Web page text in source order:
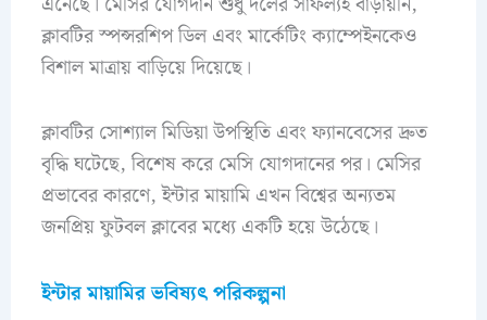
ক্লাবটির স্পন্সরশিপ ডিল এবং মার্কেটিং ক্যাম্পেইনকেও
বিশাল মাত্রায় বাড়িয়ে দিয়েছে।
ক্লাবটির সোশ্যাল মিডিয়া উপস্থিতি এবং ফ্যানবেসের দ্রুত
বৃদ্ধি ঘটেছে, বিশেষ করে মেসি যোগদানের পর। মেসির
প্রভাবের কারণে, ইন্টার মায়ামি এখন বিশ্বের অন্যতম
জনপ্রিয় ফুটবল ক্লাবের মধ্যে একটি হয়ে উঠেছে।
ইন্টার মায়ামির ভবিষ্যৎ পরিকল্পনা